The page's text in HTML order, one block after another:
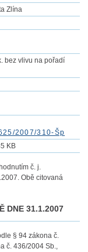
Zlína
bez vlivu na pořadí
2007/310-Šp
KB
č. j.
Obě citovaná
DNE 31.1.2007
§ 94 zákona č.
č. 436/2004 Sb.,